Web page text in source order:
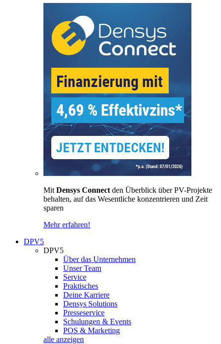
Mit Densys Connect den Überblick über PV-Projekte
behalten, auf das Wesentliche konzentrieren und Zeit
sparen
Mehr erfahren!
DPV5
DPV5
Über das Unternehmen
Unser Team
Service
Praktisches
Deine Karriere
Densys Solutions
Presseservice
Schulungen & Events
POS & Marketing
alle anzeigen